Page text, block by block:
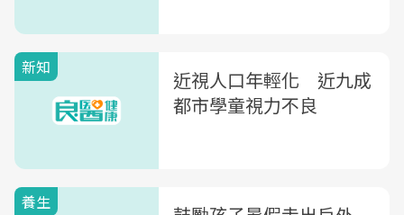
新知
近視人口年輕化 近九成
都市學童視力不良
養生